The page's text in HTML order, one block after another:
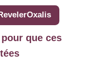
que ces